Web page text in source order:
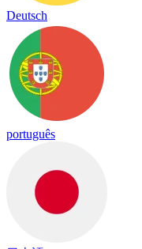
Deutsch
português